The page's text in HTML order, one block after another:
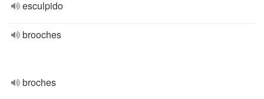
esculpido
brooches
broches